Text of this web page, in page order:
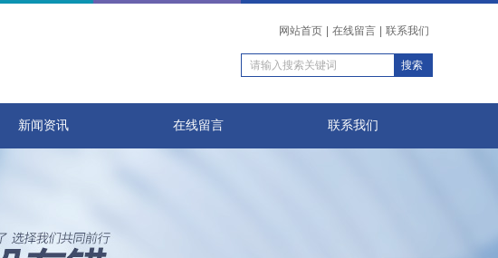
网站首页 在线留言 联系我们
新闻资讯 在线留言 联系我们